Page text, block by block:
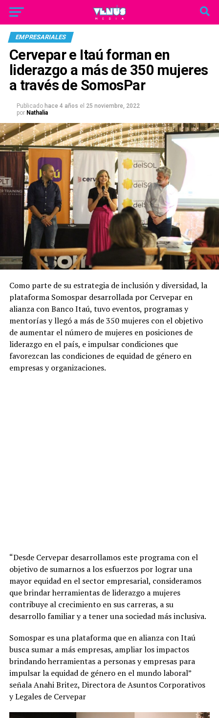
EMPRESARIALES
Cervepar e Itaú forman en
liderazgo a más de 350 mujeres
a través de SomosPar
Publicado hace 4 años el 25 noviembre, 2022
por Nathalia
Como parte de su estrategia de inclusión y diversidad, la
plataforma Somospar desarrollada por Cervepar en
alianza con Banco Itaú, tuvo eventos, programas y
mentorías y llegó a más de 350 mujeres con el objetivo
de aumentar el número de mujeres en posiciones de
liderazgo en el país, e impulsar condiciones que
favorezcan las condiciones de equidad de género en
empresas y organizaciones.
“Desde Cervepar desarrollamos este programa con el
objetivo de sumarnos a los esfuerzos por lograr una
mayor equidad en el sector empresarial, consideramos
que brindar herramientas de liderazgo a mujeres
contribuye al crecimiento en sus carreras, a su
desarrollo familiar y a tener una sociedad más inclusiva.
Somospar es una plataforma que en alianza con Itaú
busca sumar a más empresas, ampliar los impactos
brindando herramientas a personas y empresas para
impulsar la equidad de género en el mundo laboral”
señala Anahi Britez, Directora de Asuntos Corporativos
y Legales de Cervepar